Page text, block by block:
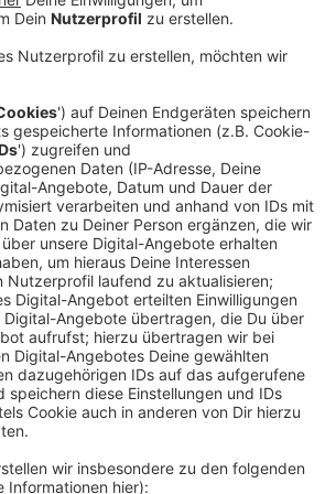
nicht nur von der Schulleitung
aus der Elternschaft. Das geht
für den Rat Schöppingen hervor, der
dem Thema beschäftigt. Demnach
nach und nach von einer
in eine Halbtagsschule
Betreuungsangeboten
Losgehen soll es mit der
im Schuljahr 2026/2027 -
entsprechenden Gremien und
zu.